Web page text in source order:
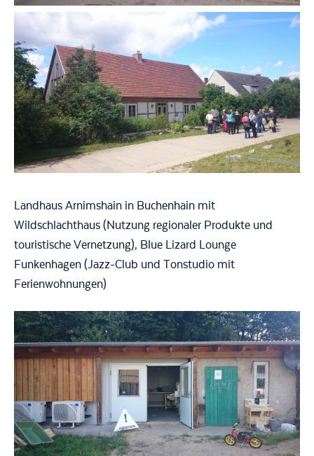
Landhaus Arnimshain in Buchenhain mit
Wildschlachthaus (Nutzung regionaler Produkte und
touristische Vernetzung), Blue Lizard Lounge
Funkenhagen (Jazz-Club und Tonstudio mit
Ferienwohnungen)